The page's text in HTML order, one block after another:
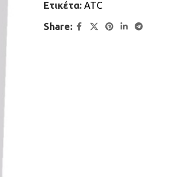
Ετικέτα: ATC
Share: